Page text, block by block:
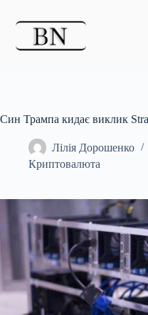
Син Трампа кидає виклик
Лілія Дорошенко
Криптовалюта